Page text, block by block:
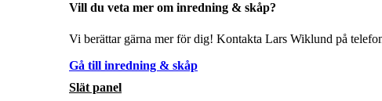
Vill du veta mer om inredning & skåp?
Vi berättar gärna mer för dig! Kontakta Lars Wiklund på
Gå till inredning & skåp
Slät panel